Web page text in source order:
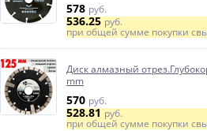
578 руб.
536.25руб.
при общей сумме покупки
Диск алмазный
mm
570 руб.
528.81руб.
при общей сумме покупки